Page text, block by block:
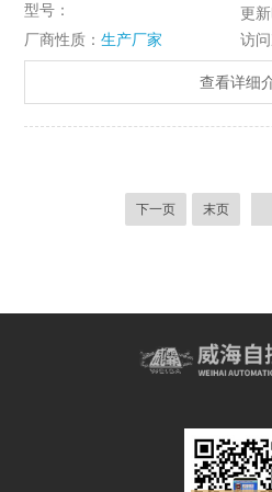
填充碳纤维等材料，适用于各种物
拌。
型号： 更新
厂商性质：生产厂家 访问
查看详细
下一页 末页